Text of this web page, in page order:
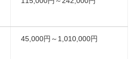
45,000円～1,010,000円